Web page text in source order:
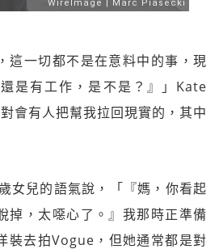
這一切都不是在意料中的事，現
是有工作，是不是？』」Kate
會有人把幫我拉回現實的，其中
女兒的語氣說，「『媽，你看起
掉，太噁心了。』我那時正準備
裝去拍Vogue，但她通常都是對